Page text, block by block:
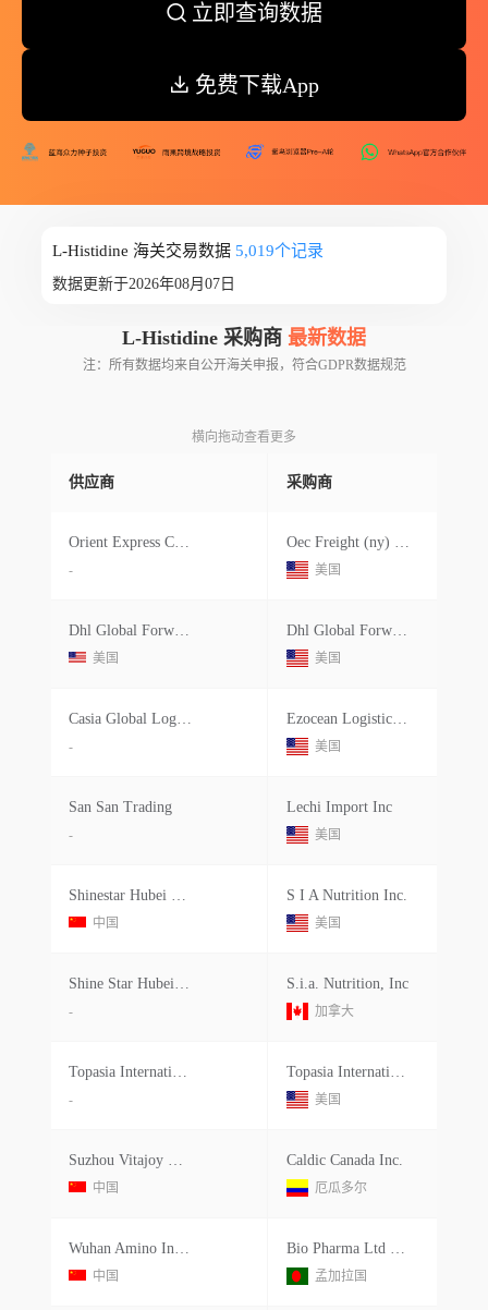
立即查询数据
免费下载App
L-Histidine 海关交易数据 5,019个记录
数据更新于2026年08月07日
L-Histidine 采购商 最新数据
注：所有数据均来自公开海关申报，符合GDPR数据规范
横向拖动查看更多
供应商 采购商
Orient Express Container
-
Oec Freight (ny) Inc.
美国
Dhl Global Forwarding
美国
Dhl Global Forwarding
美国
Casia Global Logistics
-
Ezocean Logistics Usa Inc
美国
San San Trading
-
Lechi Import Inc
美国
Shinestar Hubei Biological
中国
S I A Nutrition Inc.
美国
Shine Star Hubei Biological Enginee
-
S.i.a. Nutrition, Inc
加拿大
Topasia International Logistics
-
Topasia International Logistics U.s
美国
Suzhou Vitajoy Bio Technologies Co.ltd.
中国
Caldic Canada Inc.
厄瓜多尔
Wuhan Amino International Trade Co.ltd.
中国
Bio Pharma Ltd Changed From Bio-
孟加拉国